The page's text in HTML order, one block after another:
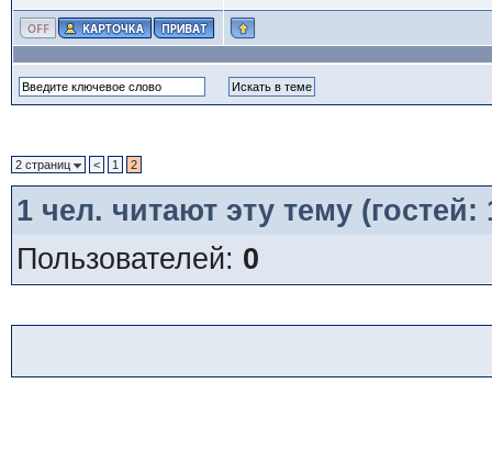
2 страниц < 1 2
1чел. читают эту тему
Пользователей: 0